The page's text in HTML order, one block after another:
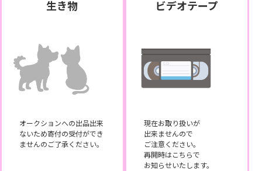
生き物
オークションへの出品出来
ないため寄付の受付ができ
ませんのご了承ください。
ビデオテープ
現在お取り扱いが
出来ませんので
ご注意ください。
再開時はこちらで
お知らせいたします。